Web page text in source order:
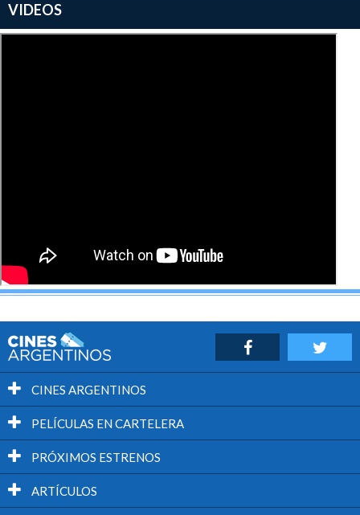
VIDEOS
CINES ARGENTINOS
PELÍCULAS EN CARTELERA
PRÓXIMOS ESTRENOS
ARTÍCULOS